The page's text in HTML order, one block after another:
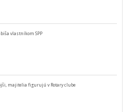
vlastníkom SPP
majitelia figurujú v Rotary clube